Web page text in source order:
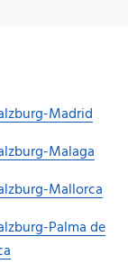
Madrid
Malaga
Mallorca
Palma de